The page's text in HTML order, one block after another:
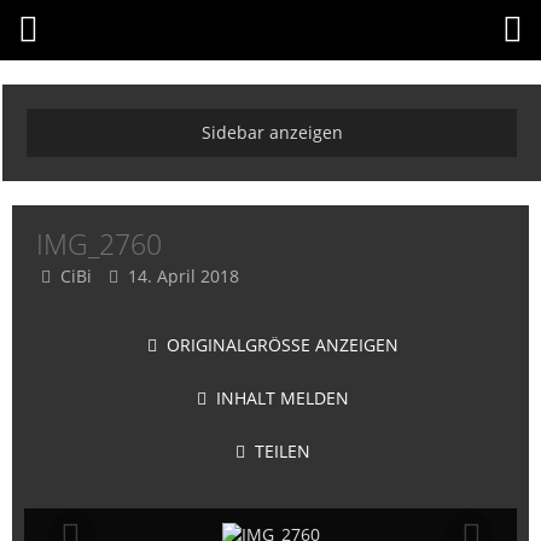
IMG_2760
CiBi 14. April 2018
ORIGINALGRÖSSE ANZEIGEN
INHALT MELDEN
TEILEN